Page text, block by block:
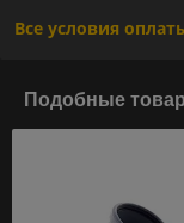
Все условия
Подобные